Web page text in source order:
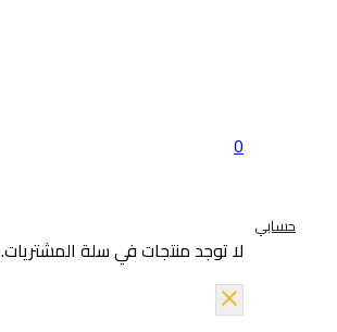
حسابي
0
لا توجد منتجات في سلة المشتريات.